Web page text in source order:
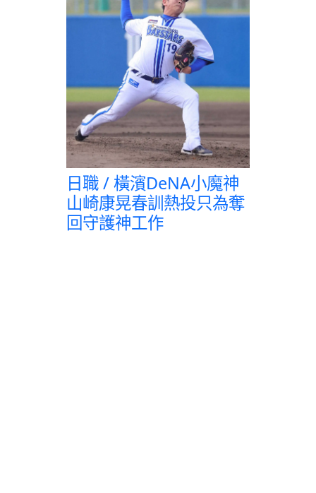
日職 / 橫濱DeNA小魔神
山崎康晃春訓熱投只為奪
回守護神工作